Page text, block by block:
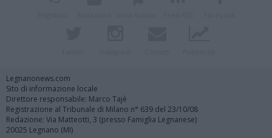
Legnanonews.com
Sito di informazione locale
Direttore responsabile: Marco Tajè
Registrazione al Tribunale di Milano n° 639 del 23/10/08
Redazione: Via Matteotti, 3 (presso Famiglia Legnanese)
20025 Legnano (MI)